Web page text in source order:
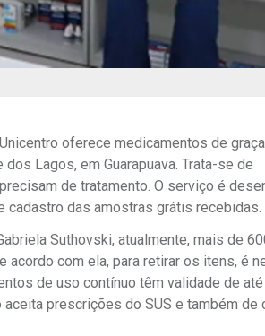
oferece medicamentos de
Lagos, em Guarapuava. Trata-se de
de tratamento. O serviço é
cadastro das amostras grátis recebidas.
Suthovski, atualmente, mais de
com ela, para retirar os itens, é
de uso contínuo têm validade de
prescrições do SUS e também de